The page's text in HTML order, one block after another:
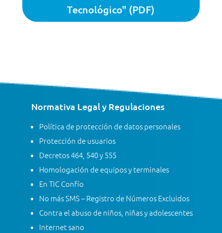
Tecnológico" (PDF)
Normativa Legal y Regulaciones
Política de protección de datos personales
Protección de usuarios
Decretos 464, 540 y 555
Homologación de equipos y terminales
En TIC Confío
No más SMS – Registro de Números Excluidos
Contra el abuso de niños, niñas y adolescentes
Internet sano